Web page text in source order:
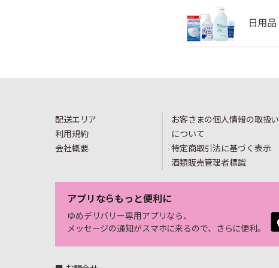
配送エリア
利用規約
会社概要
お客さまの個人情報の取扱い
について
特定商取引法に基づく表示
酒類販売管理者標識
アプリならもっと便利に
ゆめデリバリー専用アプリなら、
メッセージの通知がスマホに来るので、さらに便利。